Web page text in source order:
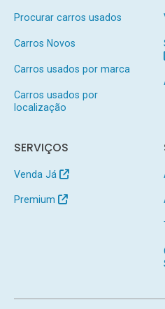
Procurar carros usados
Carros Novos
Carros usados por marca
Carros usados por
localização
SERVIÇOS
Venda Já
Premium